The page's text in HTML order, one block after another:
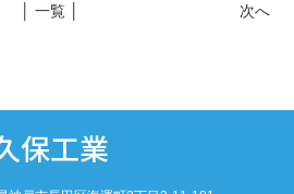
次へ
│ 一覧 │
保工業